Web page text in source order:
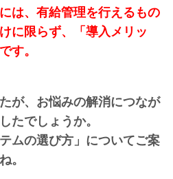
は、有給管理を行えるもの
に限らず、「導入メリッ
す。
が、お悩みの解消につなが
たでしょうか。
ムの選び方」についてご案
。